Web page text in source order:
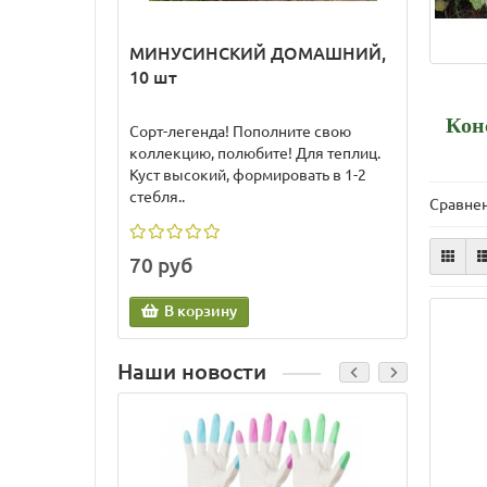
МИНУСИНСКИЙ ДОМАШНИЙ,
10 шт
Сорт-легенда! Пополните свою
коллекцию, полюбите! Для теплиц.
Куст высокий, формировать в 1-2
стебля..
70 руб
В корзину
70
Наши новости